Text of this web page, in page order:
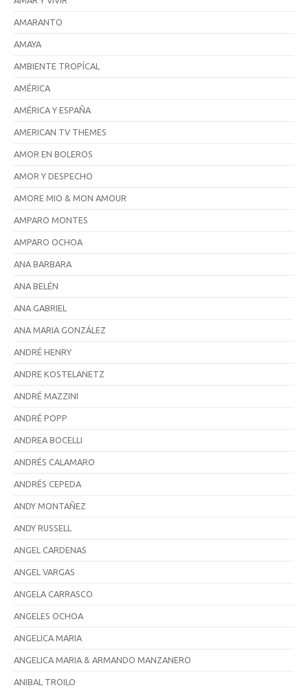
AMARANTO
AMAYA
AMBIENTE TROPÍCAL
AMÉRICA
AMÉRICA Y ESPAÑA
AMERICAN TV THEMES
AMOR EN BOLEROS
AMOR Y DESPECHO
AMORE MIO & MON AMOUR
AMPARO MONTES
AMPARO OCHOA
ANA BARBARA
ANA BELÉN
ANA GABRIEL
ANA MARIA GONZÁLEZ
ANDRÉ HENRY
ANDRE KOSTELANETZ
ANDRÉ MAZZINI
ANDRÉ POPP
ANDREA BOCELLI
ANDRÉS CALAMARO
ANDRÉS CEPEDA
ANDY MONTAÑEZ
ANDY RUSSELL
ANGEL CARDENAS
ANGEL VARGAS
ANGELA CARRASCO
ANGELES OCHOA
ANGELICA MARIA
ANGELICA MARIA & ARMANDO MANZANERO
ANIBAL TROILO